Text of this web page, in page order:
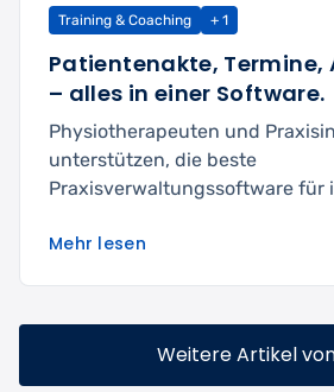
Training & Coaching + 1
Patientenakte, Termine,
– alles in einer Software.
Physiotherapeuten und
unterstützen, die beste
Praxisverwaltungssoftware für
Mehr lesen
Weitere Artikel